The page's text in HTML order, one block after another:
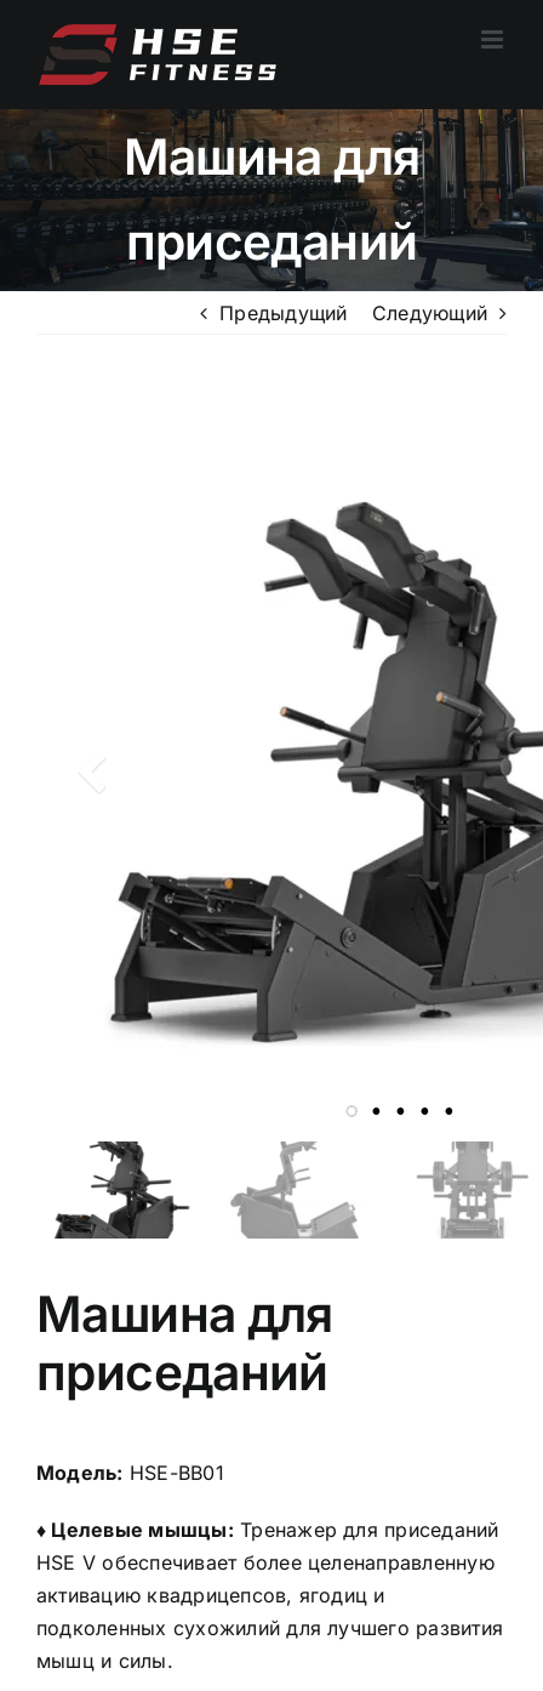
содержанию
Машина для
приседаний
Предыдущий Следующий
Машина для
приседаний
Модель: HSE-BB01
♦ Целевые мышцы: Тренажер для приседаний
HSE V обеспечивает более целенаправленную
активацию квадрицепсов, ягодиц и
подколенных сухожилий для лучшего развития
мышц и силы.